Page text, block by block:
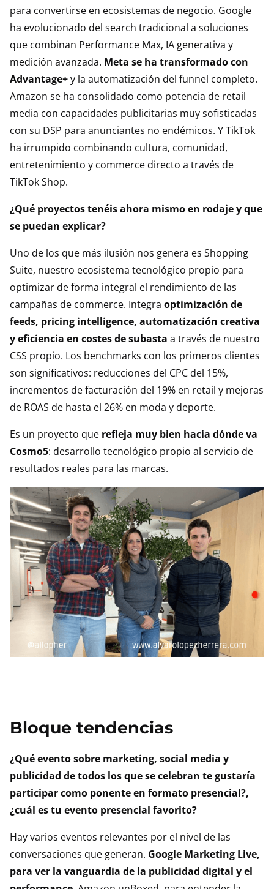
para convertirse en ecosistemas de negocio. Google
ha evolucionado del search tradicional a soluciones
que combinan Performance Max, IA generativa y
medición avanzada. Meta se ha transformado con
Advantage+y la automatización del funnel completo.
Amazon se ha consolidado como potencia de retail
media con capacidades publicitarias muy sofisticadas
con su DSP para anunciantes no endémicos. Y TikTok
ha irrumpido combinando cultura, comunidad,
entretenimiento y commerce directo a través de
TikTok Shop.
¿Qué proyectos tenéis ahora mismo en rodaje y que
se puedan explicar?
Uno de los que más ilusión nos genera es Shopping
Suite, nuestro ecosistema tecnológico propio para
optimizar de forma integral el rendimiento de las
campañas de commerce. Integra optimización de
feeds, pricing intelligence, automatización creativa
y eficiencia en costes de subasta a través de nuestro
CSS propio. Los benchmarks con los primeros clientes
son significativos: reducciones del CPC del 15%,
incrementos de facturación del 19% en retail y mejoras
de ROAS de hasta el 26% en moda y deporte.
Es un proyecto que refleja muy bien hacia dónde va
Cosmo5: desarrollo tecnológico propio al servicio de
resultados reales para las marcas.
Bloque tendencias
¿Qué evento sobre marketing, social media y
publicidad de todos los que se celebran te gustaría
participar como ponente en formato presencial?,
¿cuál es tu evento presencial favorito?
Hay varios eventos relevantes por el nivel de las
conversaciones que generan. Google Marketing Live,
para ver la vanguardia de la publicidad digital y el